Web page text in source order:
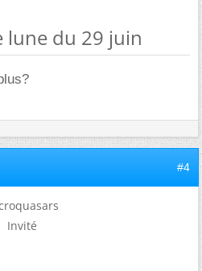
lune du 29 juin
#4
Invité